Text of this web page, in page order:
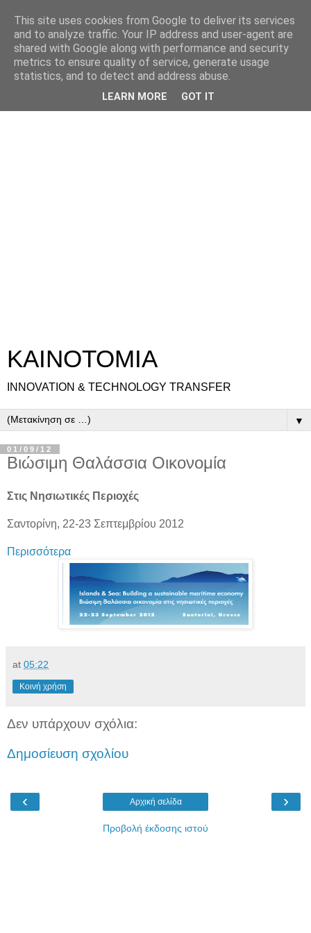
ΚΑΙΝΟΤΟΜΙΑ
INNOVATION & TECHNOLOGY TRANSFER
▼
01/09/12
Βιώσιμη Θαλάσσια Οικονομία
Στις Νησιωτικές Περιοχές
Σαντορίνη, 22-23 Σεπτεμβρίου 2012
Περισσότερα
at 05:22
Κοινή χρήση
Δεν υπάρχουν σχόλια:
Δημοσίευση σχολίου
‹ ›
Αρχική σελίδα
Προβολή έκδοσης ιστού
This site uses cookies from Google to deliver its services
and to analyze traffic. Your IP address and user-agent are
shared with Google along with performance and security
metrics to ensure quality of service, generate usage
statistics, and to detect and address abuse.
LEARN MORE GOT IT